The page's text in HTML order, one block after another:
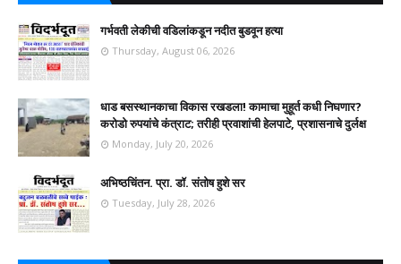
गर्भवती लेकीची वडिलांकडून नदीत बुडवून हत्या
Thursday, August 06, 2026
धाड बसस्थानकाचा विकास रखडला! कामाचा मुहूर्त कधी निघणार?
करोडो रुपयांचे कंत्राट; तरीही प्रवाशांची हेलपाटे, प्रशासनाचे दुर्लक्ष
Monday, July 20, 2026
अभिष्ठचिंतन. प्रा. डॉ. संतोष हुशे सर
Tuesday, July 28, 2026